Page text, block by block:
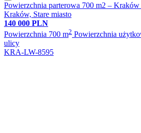
Powierzchnia parterowa 700 m2 –
Kraków, Stare miasto
140 000 PLN
Powierzchnia 700 m2 Powierzchnia
ulicy
KRA-LW-8595